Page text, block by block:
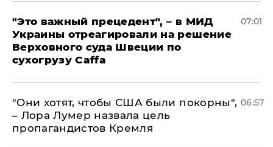
"Это важный прецедент", – в МИД
Украины отреагировали на решение
Верховного суда Швеции по
сухогрузу Caffa
07:01
"Они хотят, чтобы США были покорны",
– Лора Лумер назвала цель
пропагандистов Кремля
06:57